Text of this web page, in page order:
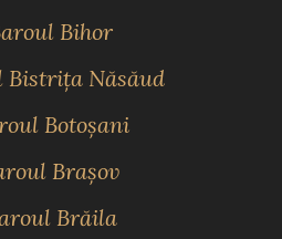
Bihor
Bistriţa Năsăud
Botoşani
Braşov
Brăila